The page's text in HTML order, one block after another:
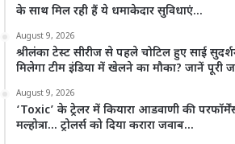
के साथ मिल रही हैं ये धमाकेदार सुविधाएं…
August 9, 2026
श्रीलंका टेस्ट सीरीज से पहले चोटिल हुए साई
मिलेगा टीम इंडिया में खेलने का मौका? जानें पूरी
August 9, 2026
‘Toxic’ के ट्रेलर में कियारा आडवाणी की
मल्होत्रा… ट्रोलर्स को दिया करारा जवाब…